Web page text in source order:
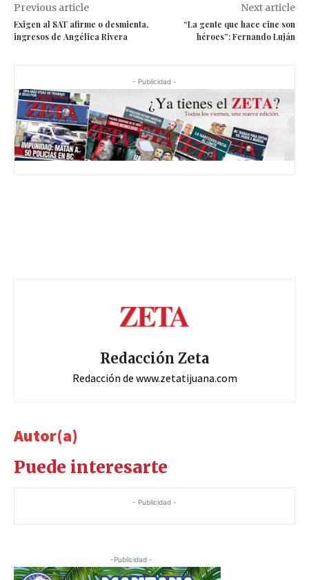
Previous article
Exigen al SAT afirme o desmienta,
ingresos de Angélica Rivera
Next article
“La gente que hace cine son
héroes”: Fernando Luján
- Publicidad -
Redacción Zeta
Redacción de www.zetatijuana.com
Autor(a)
Puede interesarte
- Publicidad -
-Publicidad -